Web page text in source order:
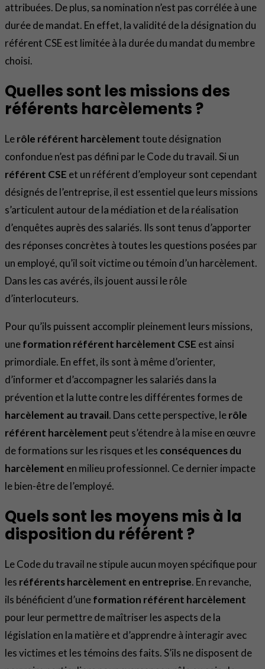
attribuées. De plus, sa nomination n’est pas corrélée à une
durée de mandat. En effet, la validité de la désignation du
référent CSE est limitée à la durée du mandat du membre
choisi.
Quelles sont les missions des
référents harcèlements ?
Lerôle référent harcèlementtoute désignation
confondue n’est pas défini par le Code du travail. Si un
référent CSE et un référent d’employeur sont cependant
désignés de l’entreprise, il est essentiel que leurs missions
s’articulent autour de la médiation et de la réalisation
d’enquêtes auprès des salariés. Ils sont tenus d’apporter
des réponses concrètes à toutes les questions posées par
un employé, qu’il soit victime ou témoin d’un harcèlement.
Dans les cas avérés, ils jouent aussi le rôle
d’interlocuteurs.
Pour qu’ils puissent accomplir pleinement leurs missions,
uneformation référent harcèlement CSE est ainsi
primordiale. En effet, ils sont à même d’orienter,
d’informer et d’accompagner les salariés dans la
prévention et la lutte contre les différentes formes de
harcèlement au travail. Dans cette perspective, lerôle
référent harcèlement peut s’étendre à la mise en œuvre
de formations sur les risques et les conséquences du
harcèlement en milieu professionnel. Ce dernier impacte
le bien-être de l’employé.
Quels sont les moyens mis à la
disposition du référent ?
Le Code du travail ne stipule aucun moyen spécifique pour
les référents harcèlement en entreprise. En revanche,
ils bénéficient d’uneformation référent harcèlement
pour leur permettre de maîtriser les aspects de la
législation en la matière et d’apprendre à interagir avec
les victimes et les témoins des faits. S’ils ne disposent de